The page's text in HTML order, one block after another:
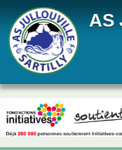
AS
Panneau de gestion des